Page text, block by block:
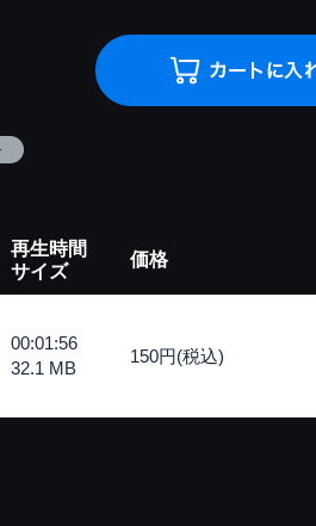
再生時間
サイズ
価格
00:01:56
32.1 MB
150円(税込)